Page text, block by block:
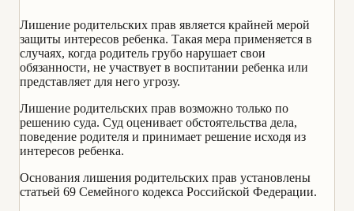
Лишение родительских прав является крайней мерой
защиты интересов ребенка. Такая мера применяется в
случаях, когда родитель грубо нарушает свои
обязанности, не участвует в воспитании ребенка или
представляет для него угрозу.
Лишение родительских прав возможно только по
решению суда. Суд оценивает обстоятельства дела,
поведение родителя и принимает решение исходя из
интересов ребенка.
Основания лишения родительских прав установлены
статьей 69 Семейного кодекса Российской Федерации.